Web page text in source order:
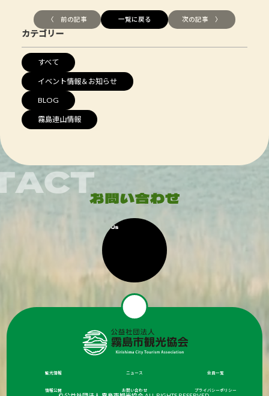
〈 前の記事 一覧に戻る 次の記事 〉
カテゴリー
すべて
イベント情報＆お知らせ
BLOG
霧島連山情報
観光情報 ニュース 会員一覧
情報公開 お問い合わせ プライバシーポリシー